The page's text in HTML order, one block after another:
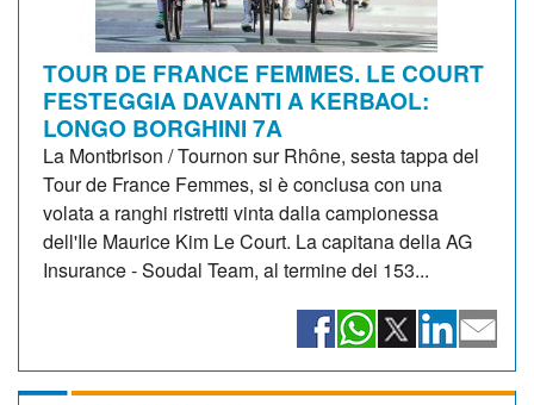
TOUR DE FRANCE FEMMES. LE COURT
FESTEGGIA DAVANTI A KERBAOL:
LONGO BORGHINI 7A
La Montbrison / Tournon sur Rhône, sesta tappa del
Tour de France Femmes, si è conclusa con una
volata a ranghi ristretti vinta dalla campionessa
dell'Ile Maurice Kim Le Court. La capitana della AG
Insurance - Soudal Team, al termine dei 153...